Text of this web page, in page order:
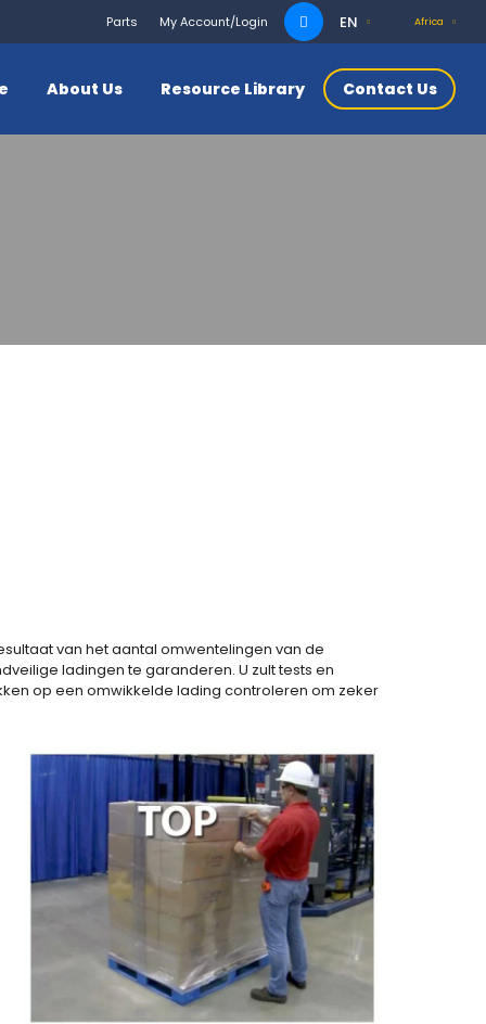
Parts My Account/Login
Search
for:
Africa
EN
About Us Resource Library Contact Us
van het aantal omwentelingen van de
ladingen te garanderen. U zult tests en
op een omwikkelde lading controleren om zeker